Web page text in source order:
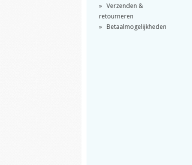
Verzenden &
retourneren
Betaalmogelijkheden